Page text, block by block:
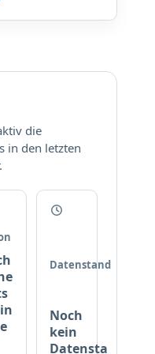
die
in den letzten
Datenstand
Noch
kein
Datensta